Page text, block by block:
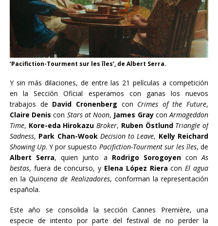
‘Pacifiction-Tourment sur les îles’, de Albert Serra.
Y sin más dilaciones, de entre las 21 películas a competición
en la Sección Oficial esperamos con ganas los nuevos
trabajos de David Cronenberg con Crimes of the Future,
Claire Denis con Stars at Noon, James GrayconArmageddon
Time, Kore-eda Hirokazu Broker, Ruben Östlund Triangle of
Sadness, Park Chan-Wook Decision to Leave, Kelly Reichard
Showing Up. Y por supuesto Pacifiction-Tourment sur les îles, de
Albert Serra, quien junto a Rodrigo SorogoyenconAs
bestas, fuera de concurso, y Elena López Riera conEl agua
en la Quincena de Realizadores, conforman la representación
española.
Este año se consolida la sección Cannes Première, una
especie de intento por parte del festival de no perder la